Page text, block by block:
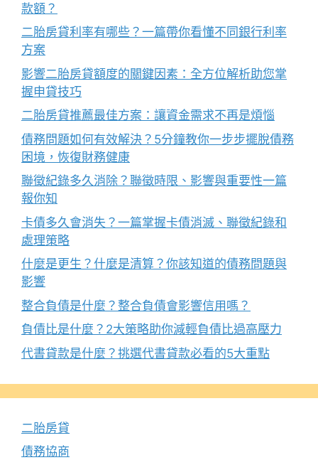
款額？
二胎房貸利率有哪些？一篇帶你看懂不同銀行利率
方案
影響二胎房貸額度的關鍵因素：全方位解析助您掌
握申貸技巧
二胎房貸推薦最佳方案：讓資金需求不再是煩惱
債務問題如何有效解決？5分鐘教你一步步擺脫債務
困境，恢復財務健康
聯徵紀錄多久消除？聯徵時限、影響與重要性一篇
報你知
卡債多久會消失？一篇掌握卡債消滅、聯徵紀錄和
處理策略
什麼是更生？什麼是清算？你該知道的債務問題與
影響
整合負債是什麼？整合負債會影響信用嗎？
負債比是什麼？2大策略助你減輕負債比過高壓力
代書貸款是什麼？挑選代書貸款必看的5大重點
二胎房貸
債務協商